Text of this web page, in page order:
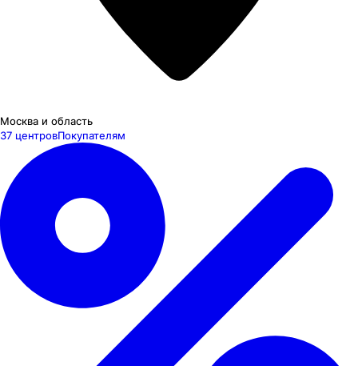
Москва и область
37 центровПокупателям